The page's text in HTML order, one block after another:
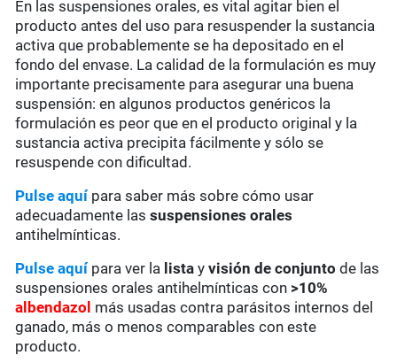
En las suspensiones orales, es vital agitar bien el
producto antes del uso para resuspender la sustancia
activa que probablemente se ha depositado en el
fondo del envase. La calidad de la formulación es muy
importante precisamente para asegurar una buena
suspensión: en algunos productos genéricos la
formulación es peor que en el producto original y la
sustancia activa precipita fácilmente y sólo se
resuspende con dificultad.
Pulse aquí para saber más sobre cómo usar
adecuadamente lassuspensiones orales
antihelmínticas.
Pulse aquípara ver la lista yvisión de conjunto de las
suspensiones orales antihelmínticas con >10%
albendazol más usadas contra parásitos internos del
ganado, más o menos comparables con este
producto.